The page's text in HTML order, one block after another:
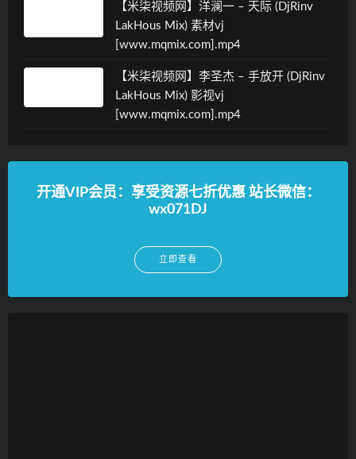
【米柒视频网】洋澜一 – 天际 (DjRinv
LakHous Mix) 素材vj
[www.mqmix.com].mp4
【米柒视频网】李圣杰 – 手放开 (DjRinv
LakHous Mix) 影视vj
[www.mqmix.com].mp4
开通VIP会员：享受资源七折优惠 站长微信：
wx071DJ
立即查看